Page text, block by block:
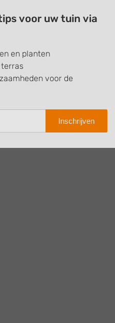
voor uw tuin via
en planten
voor de
Inschrijven